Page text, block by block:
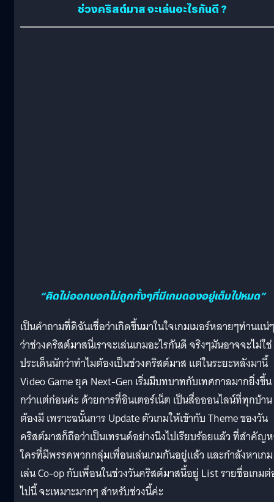
ช่วงคริสต์มาส จะเล่นอะไรกันดี ?
“คิดไม่ออกบอกไม่ถูกทั้งๆที่มีเกมดองอยู่เต็มไปหมด”
เป็นคำถามที่ดิฉันเชื่อว่าเกิดขึ้นมาในใจเกมเมอร์หลายๆท่านแน่ๆ
ว่าช่วงคริสต์มาสนี่เราจะเล่นเกมอะไรกันดี จริงๆมันอาจจะไม่ใช่
ประเด็นนักว่าทำไมต้องเป็นช่วงคริสต์มาส แต่ในระยะหลังมานี้
Video Game ยุค Next-Gen เริ่มมีบทบาทกับเทศกาลมากยิ่งขึ้น
กว่าแต่ก่อนค่ะ ด้วยการที่อินเตอร์เน็ต เป็นสื่อออนไลน์ที่ทุกบ้าน
ต้องมี เพราะฉนั้นการ Update ตัวเกมให้เข้ากับ Theme ของวัน
คริสต์มาสก็ถือว่าเป็นเทรนด์อย่างนึงไปเรียบร้อยแล้ว ที่สำคัญ
ใครที่มีพรรคพวกกลุ่มเพื่อนเล่นเกมกันอยู่แล้ว และกำลังหาเกม
เล่น Co-op กับเพื่อนในช่วงวันคริสต์มาสนี้อยู่ List รายชื่อเกม
ไปนี้ จะเหมาะมากๆ สำหรับช่วงนี้ค่ะ